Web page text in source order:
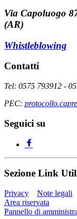
Via Capoluogo
(AR)
Whistleblowing
Contatti
Tel: 0575 793912 -
PEC:
Seguici su
Sezione Link
Privacy Note legali
Area riservata
Pannello di